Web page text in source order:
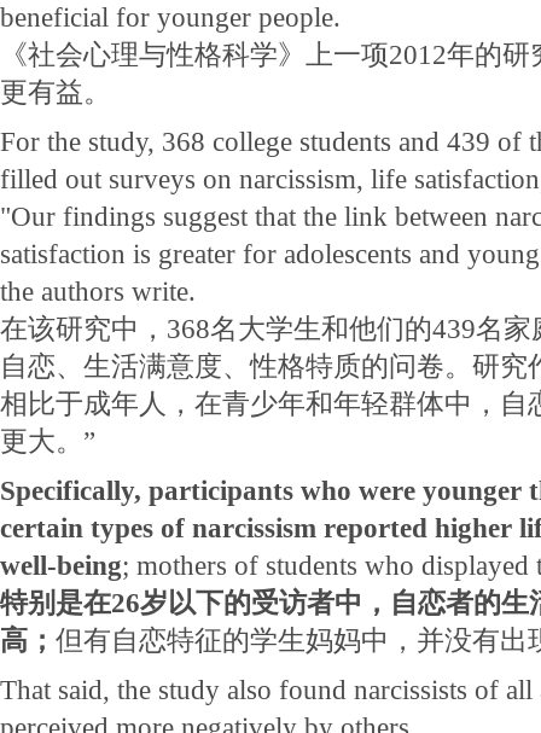
beneficial for younger people.
《社会心理与性格科学》上一项2012年的
更有益。
For the study, 368 college students and 439 of
filled out surveys on narcissism, life
"Our findings suggest that the link between
satisfaction is greater for adolescents and
the authors write.
在该研究中，368名大学生和他们的439名
自恋、生活满意度、性格特质的问卷。研究
相比于成年人，在青少年和年轻群体中，自
更大。”
Specifically, participants who were younger
certain types of narcissism reported higher
well-being; mothers of students who displayed
特别是在26岁以下的受访者中，自恋者的
高； 但有自恋特征的学生妈妈中，并没有出
That said, the study also found narcissists of all